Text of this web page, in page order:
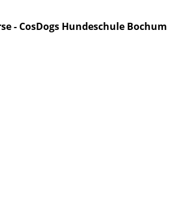
- CosDogs Hundeschule Bochum